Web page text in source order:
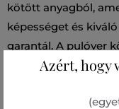
kötött anyagból,
képességet és
garantál. A pulóver
magába a
amely stílusosan
Azért, hogy